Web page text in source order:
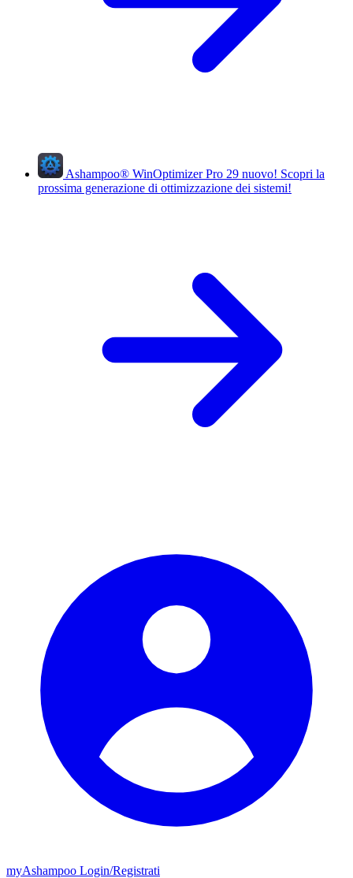
Ashampoo® WinOptimizer Pro 29 nuovo! Scopri la
prossima generazione di ottimizzazione dei sistemi!
myAshampoo Login/Registrati